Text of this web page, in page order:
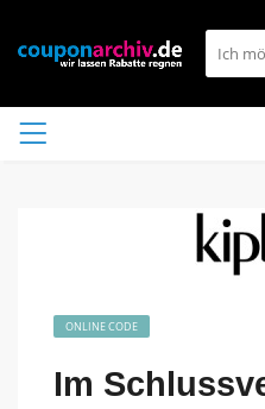
ONLINE CODE
Im